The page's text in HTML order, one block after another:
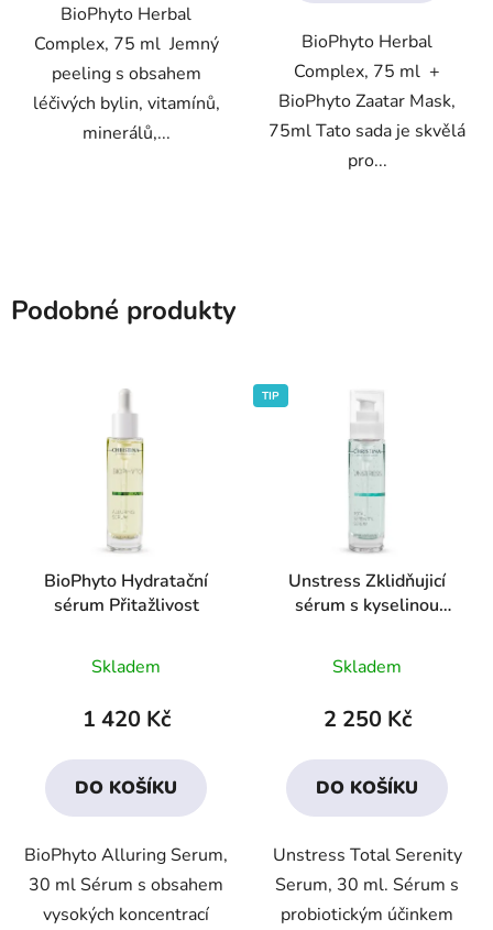
hvězdiček.
BioPhyto Herbal
Complex, 75 ml Jemný
peeling s obsahem
léčivých bylin, vitamínů,
minerálů,...
BioPhyto Herbal
Complex, 75 ml +
BioPhyto Zaatar Mask,
75ml Tato sada je skvělá
pro...
Podobné produkty
BioPhyto Hydratační
sérum Přitažlivost
hodnocení
produktu
4,1
z
hvězdiček.
Skladem
1 420 Kč
DO KOŠÍKU
BioPhyto Alluring Serum,
30 ml Sérum s obsahem
vysokých koncentrací
TIP
Unstress Zklidňujicí
sérum s kyselinou
hodnocení
produktu
4,1
z
hvězdiček.
Skladem
2 250 Kč
DO KOŠÍKU
Unstress Total Serenity
Serum, 30 ml. Sérum s
probiotickým účinkem